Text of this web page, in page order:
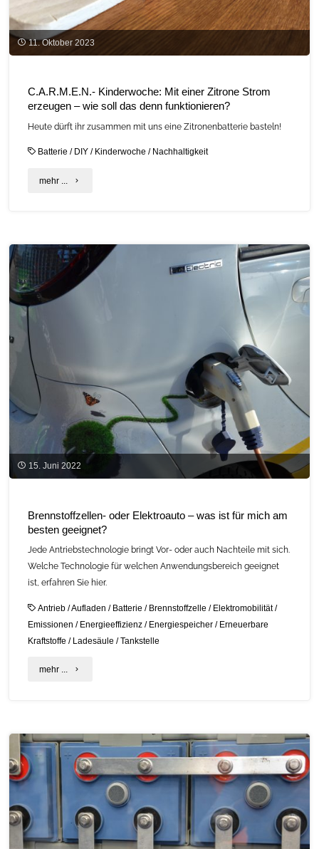
11. Oktober 2023
C.A.R.M.E.N.- Kinderwoche: Mit einer Zitrone Strom
erzeugen – wie soll das denn funktionieren?
Heute dürft ihr zusammen mit uns eine Zitronenbatterie basteln!
Batterie / DIY / Kinderwoche / Nachhaltigkeit
mehr ... "C.A.R.M.E.N.-
einer
Zitrone
das
denn
funktionieren?"
15. Juni 2022
Brennstoffzellen- oder Elektroauto – was ist für mich am
besten geeignet?
Jede Antriebstechnologie bringt Vor- oder auch Nachteile mit sich.
Welche Technologie für welchen Anwendungsbereich geeignet
ist, erfahren Sie hier.
Antrieb /Aufladen / Batterie / Brennstoffzelle / Elektromobilität/
Emissionen / Energieeffizienz/ Energiespeicher/ Erneuerbare
Kraftstoffe / Ladesäule /Tankstelle
mehr ... "Brennstoffzellen-
–
was
für
mich